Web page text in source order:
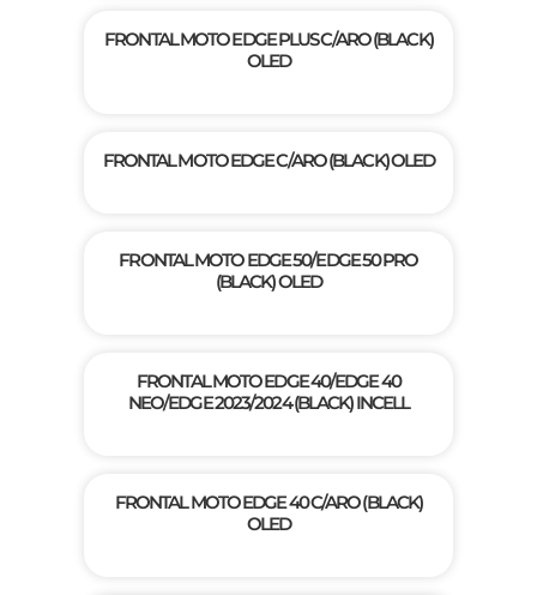
FRONTAL MOTO EDGE PLUS C/ARO (BLACK)
OLED
FRONTAL MOTO EDGE C/ARO (BLACK) OLED
FRONTAL MOTO EDGE 50/EDGE 50 PRO
(BLACK) OLED
FRONTAL MOTO EDGE 40/EDGE 40
NEO/EDGE 2023/2024 (BLACK) INCELL
FRONTAL MOTO EDGE 40 C/ARO (BLACK)
OLED